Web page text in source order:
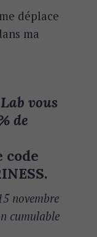
déplace
ma
vous
de
code
novembre
cumulable